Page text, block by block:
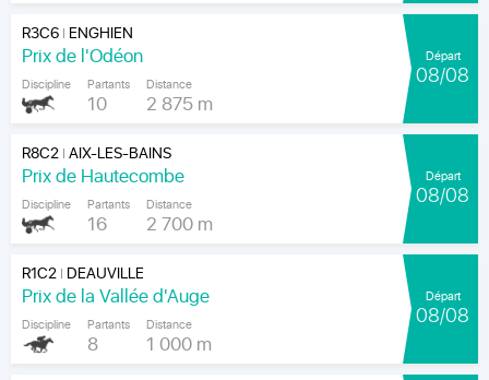
R3C6| ENGHIEN
Prix de l'Odéon
Discipline Partants
10
Distance
2 875 m
Départ
08/08
R8C2|AIX-LES-BAINS
Prix de Hautecombe
Discipline Partants
16
Distance
2 700 m
Départ
08/08
R1C2| DEAUVILLE
Prix de la Vallée d'Auge
Discipline Partants
8
Distance
1 000 m
Départ
08/08